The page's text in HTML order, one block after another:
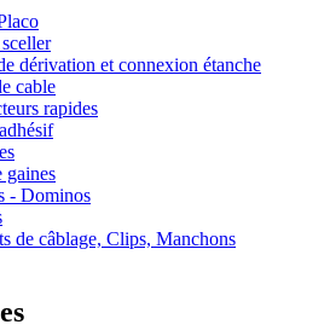
dérivation et connexion étanche
cable
rapides
gaines
- Dominos
de câblage, Clips, Manchons